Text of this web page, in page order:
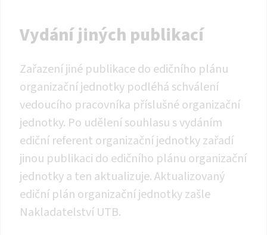
Vydání jiných publikací
Zařazení jiné publikace do edičního plánu
organizační jednotky podléhá schválení
vedoucího pracovníka příslušné organizační
jednotky. Po udělení souhlasu s vydáním
ediční referent organizační jednotky zařadí
jinou publikaci do edičního plánu organizační
jednotky a ten aktualizuje. Aktualizovaný
ediční plán organizační jednotky zašle
Nakladatelství UTB.